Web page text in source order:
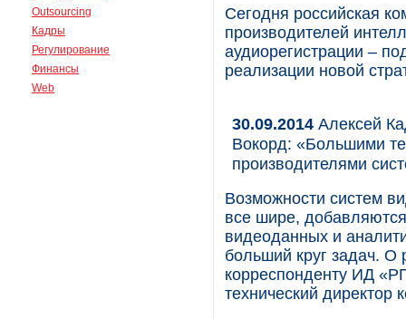
Outsourcing
Кадры
Регулирование
Финансы
Web
Сегодня российская
производителей
аудиорегистрации –
реализации новой
30.09.2014 Алексей
Вокорд: «Большими
производителями
Возможности систем
все шире,
видеоданных и
больший круг задач.
корреспонденту ИД
технический директор